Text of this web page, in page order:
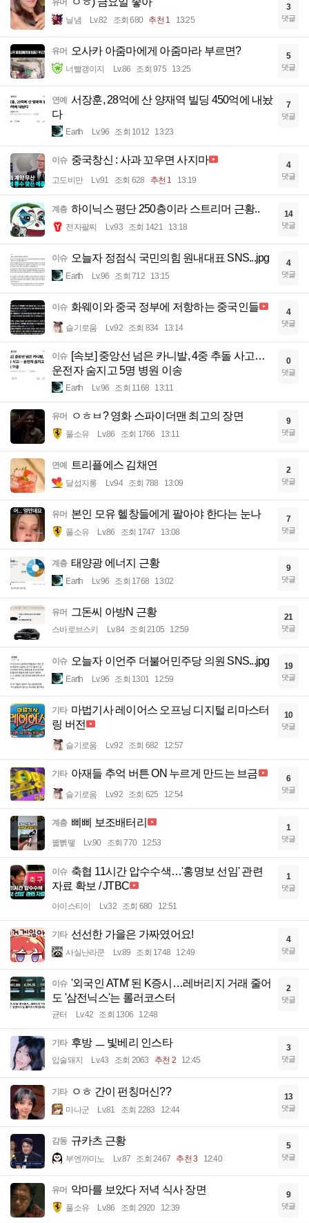
유머
닐냄 Lv.82 조회 680 추천 1 13:25
3
댓글
유머 오사카 아줌마에게 아줌마라 부르면?
너빨갱이지 Lv.86 조회 975 13:25
5
댓글
연예
서장훈, 28억에 산 양재역 빌딩 450억에 내놨
다
Earth Lv.96 조회 1012 13:23
7
댓글
이슈 중국창신 : 사과 꼬우면 사지마
고도비만 Lv.91 조회 628 추천 1 13:19
4
댓글
계층 하이닉스 평단 250층이라 스트리머 근황..
전자팔찌 Lv.93 조회 1421 13:18
14
댓글
이슈 오늘자 정점식 국민의힘 원내대표 SNS...jpg
Earth Lv.96 조회 712 13:15
4
댓글
이슈 화웨이와 중국 정부에 저항하는 중국인들
슬기로움 Lv.92 조회 834 13:14
4
댓글
이슈 [속보] 중앙선 넘은 카니발, 4중 추돌 사고…
운전자 숨지고 5명 병원 이송
Earth Lv.96 조회 1168 13:11
0
댓글
유머 ㅇㅎㅂ? 영화 스파이더맨 최고의 장면
풀소유 Lv.86 조회 1766 13:11
9
댓글
연예 트리플에스 김채연
달섭지롱 Lv.94 조회 788 13:09
2
댓글
유머 본인 모유 헬창들에게 팔아야 한다는 눈나
풀소유 Lv.86 조회 1747 13:08
7
댓글
계층 태양광 에너지 근황
Earth Lv.96 조회 1768 13:02
9
댓글
유머 그돈씨 아방N 근황
스바로브스키 Lv.84 조회 2105 12:59
21
댓글
이슈 오늘자 이언주 더불어민주당 의원 SNS...jpg
Earth Lv.96 조회 1301 12:59
19
댓글
기타 마법기사 레이어스 오프닝 디지털 리마스터
링 버전
슬기로움 Lv.92 조회 682 12:57
10
댓글
기타 아재들 추억 버튼 ON 누르게 만드는 브금
슬기로움 Lv.92 조회 625 12:54
6
댓글
계층 삐삐 보조배터리
꿻뻵뗗 Lv.90 조회 770 12:53
1
댓글
이슈 축협 11시간 압수수색…'홍명보 선임' 관련
자료 확보 / JTBC
아이스티이 Lv.32 조회 680 12:51
1
댓글
기타 선선한 가을은 가짜였어요!
사실난라쿤 Lv.89 조회 1748 12:49
4
댓글
이슈 '외국인 ATM' 된 K증시…레버리지 거래 줄어
도 '삼전닉스'는 롤러코스터
균터 Lv.42 조회 1306 12:48
2
댓글
기타 후방 ㅡ 빛베리 인스타
입술돼지 Lv.43 조회 2063 추천 2 12:45
3
댓글
기타 ㅇㅎ 간이 펀칭머신??
마나군 Lv.81 조회 2283 12:44
13
댓글
감동 규카츠 근황
부엔까미노 Lv.87 조회 2467 추천 3 12:40
5
댓글
유머 악마를 보았다 저녁 식사 장면
풀소유 Lv.86 조회 2920 12:39
9
댓글